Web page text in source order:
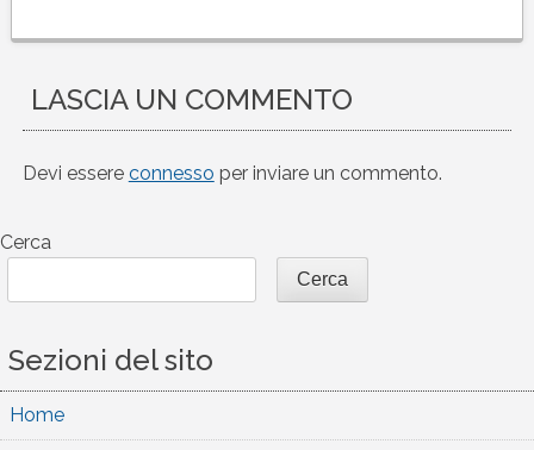
LASCIA UN COMMENTO
Devi essere connesso per inviare un commento.
Cerca
Cerca
Sezioni del sito
Home